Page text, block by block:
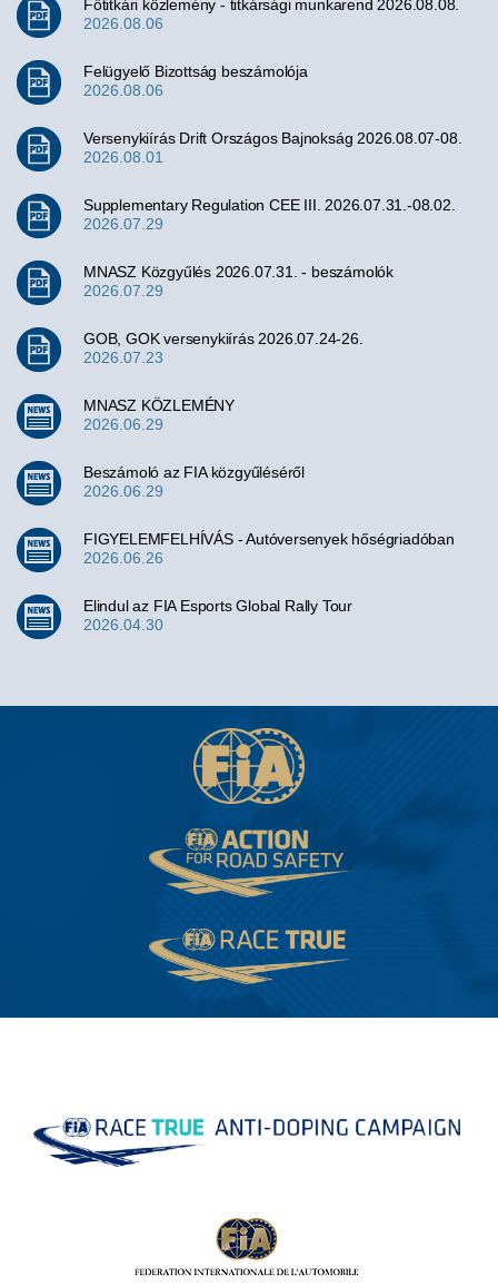
Főtitkári közlemény - titkársági munkarend 2026.08.08.
2026.08.06
Felügyelő Bizottság beszámolója
2026.08.06
Versenykiírás Drift Országos Bajnokság 2026.08.07-08.
2026.08.01
Supplementary Regulation CEE III. 2026.07.31.-08.02.
2026.07.29
MNASZ Közgyűlés 2026.07.31. - beszámolók
2026.07.29
GOB, GOK versenykiírás 2026.07.24-26.
2026.07.23
MNASZ KÖZLEMÉNY
2026.06.29
Beszámoló az FIA közgyűléséről
2026.06.29
FIGYELEMFELHÍVÁS - Autóversenyek hőségriadóban
2026.06.26
Elindul az FIA Esports Global Rally Tour
2026.04.30